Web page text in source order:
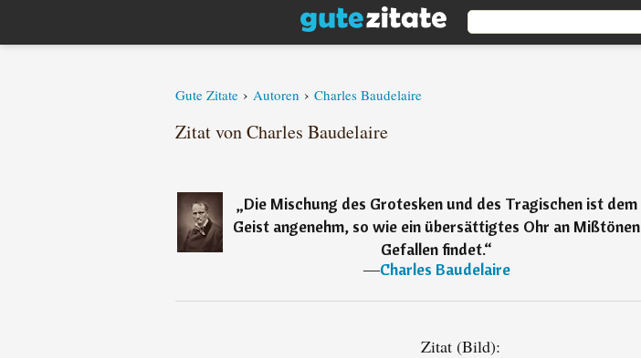
Gute Zitate › Autoren › Charles Baudelaire
Zitat von Charles Baudelaire
„Die Mischung des Grotesken und des Tragischen ist dem
Geist angenehm, so wie ein übersättigtes Ohr an Mißtönen
Gefallen findet.“
―Charles Baudelaire
Zitat (Bild):